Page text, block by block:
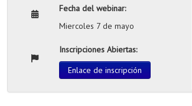
Fecha del webinar:
Miercoles 7 de mayo
Inscripciones Abiertas:
Enlace de inscripción